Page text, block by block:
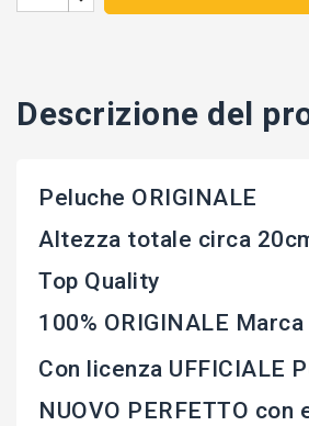
Descrizione del
Peluche ORIGINALE
Altezza totale circa
Top Quality
100% ORIGINALE Marca
Con licenza UFFICIALE
NUOVO PERFETTO